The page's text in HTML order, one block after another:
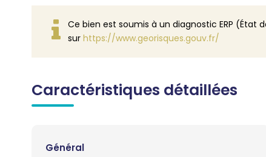
Ce bien est soumis à un diagnostic ERP (État
sur https://www.georisques.gouv.fr/
Caractéristiques détaillées
Général